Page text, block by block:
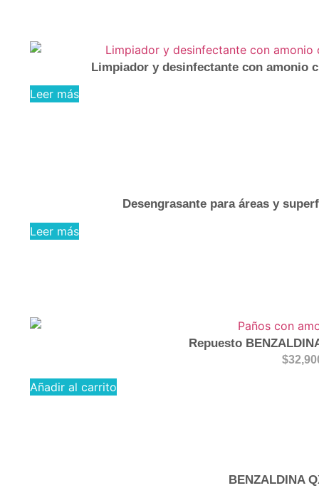
Limpiador y desinfectante con amonio
Leer más
Desengrasante para áreas y
Leer más
Repuesto
$
Añadir al carrito
BENZALDINA